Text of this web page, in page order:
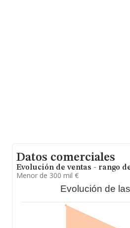
Datos comerciales
Evolución de ventas - rango
Menor de 300 mil €
Evolución de